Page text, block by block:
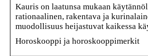
Kauris on laatunsa mukaan
rationaalinen, rakentava ja
muodollisuus heijastuvat kaikessa
Horoskooppi ja horoskooppimerkit